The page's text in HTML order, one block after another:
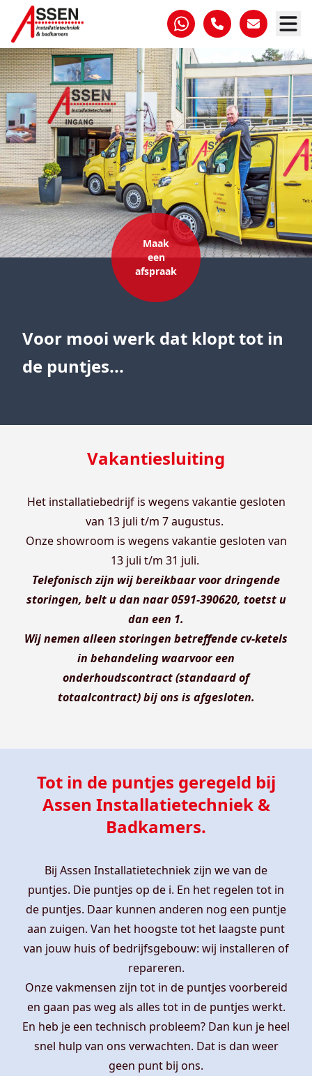
Voor mooi werk dat klopt tot in
de puntjes...
Maak
een
afspraak
Vakantiesluiting
Het installatiebedrijf is wegens vakantie gesloten
van 13 juli t/m 7 augustus.
Onze showroom is wegens vakantie gesloten van
13 juli t/m 31 juli.
Telefonisch zijn wij bereikbaar voor dringende
storingen, belt u dan naar 0591-390620, toetst u
dan een 1.
Wij nemen alleen storingen betreffende cv-ketels
in behandeling waarvoor een
onderhoudscontract (standaard of
totaalcontract) bij ons is afgesloten.
Tot in de puntjes geregeld bij
Assen Installatietechniek &
Badkamers.
Bij Assen Installatietechniek zijn we van de
puntjes. Die puntjes op de i. En het regelen tot in
de puntjes. Daar kunnen anderen nog een puntje
aan zuigen. Van het hoogste tot het laagste punt
van jouw huis of bedrijfsgebouw: wij installeren of
repareren.
Onze vakmensen zijn tot in de puntjes voorbereid
en gaan pas weg als alles tot in de puntjes werkt.
En heb je een technisch probleem? Dan kun je heel
snel hulp van ons verwachten. Dat is dan weer
geen punt bij ons.